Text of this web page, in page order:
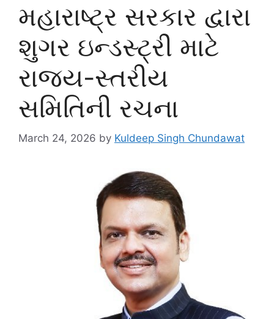
મહારાષ્ટ્ર સરકાર દ્વારા
શુગર ઇન્ડસ્ટ્રી માટે
રાજ્ય-સ્તરીય
સમિતિની રચના
March 24, 2026 by Kuldeep Singh Chundawat